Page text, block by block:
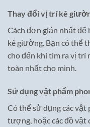
Thay đổi vị trí kê
Cách đơn giản nhất để
kê giường. Bạn có thể
cho đến khi tìm ra vị trí
toàn nhất cho mình.
Sử dụng vật phẩm
Có thể sử dụng các
tượng, hoặc các đồ vật